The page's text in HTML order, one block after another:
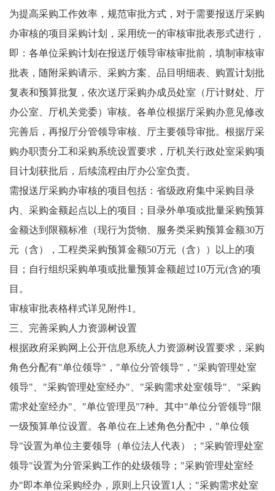
为提高采购工作效率，规范审批方式，对于需要报送厅采购
办审核的项目采购计划，采用统一的审核审批表形式进行，
即：各单位采购计划在报送厅领导审核审批前，填制审核审
批表，随附采购请示、采购方案、品目明细表、购置计划批
复表和预算批复，依次送厅采购办成员处室（厅计财处、厅
办公室、厅机关党委）审核。各单位根据厅采购办意见修改
完善后，再报厅分管领导审核、厅主要领导审批。根据厅采
购办职责分工和采购系统设置要求，厅机关行政处室采购项
目计划获批后，后续流程由厅办公室负责。
需报送厅采购办审核的项目包括：省级政府集中采购目录
内、采购金额起点以上的项目；目录外单项或批量采购预算
金额达到限额标准（现行为货物、服务类采购预算金额30万
元（含），工程类采购预算金额50万元（含））以上的项
目；自行组织采购单项或批量预算金额超过10万元(含)的项
目。
审核审批表格样式详见附件1。
三、完善采购人力资源树设置
根据政府采购网上公开信息系统人力资源树设置要求，采购
角色分配有"单位领导"，"单位分管领导"，"采购管理处室
领导"、"采购管理处室经办"、"采购需求处室领导"、"采购
需求处室经办"、"单位管理员"7种。其中"单位分管领导"限
一级预算单位设置。各单位在上述角色分配中，"单位领
导"设置为单位主要领导（单位法人代表）；"采购管理处室
领导"设置为分管采购工作的处级领导；"采购管理处室经
办"即本单位采购经办，原则上只设置1人；"采购需求处室